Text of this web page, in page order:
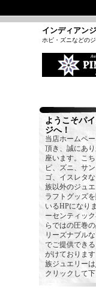
インディアン
ホピ・ズニなどの
ようこそパ
ジへ！
当店ホームペ
頂き、誠にあ
座います。こ
ピ、ズニ、サ
ゴ、イスレタ
族以外のジュ
ラフトグッズ
いるHPになり
ーセンティッ
らではの圧巻
リーズナブル
でご提供でき
がけておりま
族ジュエリーは
クリックして下